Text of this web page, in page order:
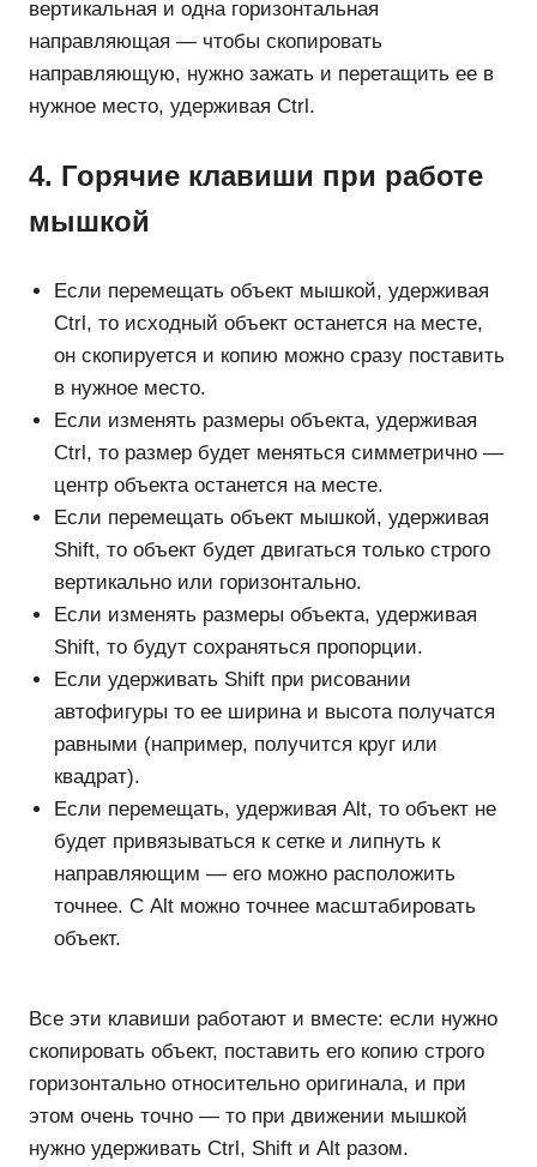
вертикальная и одна горизонтальная
направляющая ― чтобы скопировать
направляющую, нужно зажать и перетащить ее в
нужное место, удерживая Ctrl.
4. Горячие клавиши при работе
мышкой
Если перемещать объект мышкой, удерживая
Ctrl, то исходный объект останется на месте,
он скопируется и копию можно сразу поставить
в нужное место.
Если изменять размеры объекта, удерживая
Ctrl, то размер будет меняться симметрично ―
центр объекта останется на месте.
Если перемещать объект мышкой, удерживая
Shift, то объект будет двигаться только строго
вертикально или горизонтально.
Если изменять размеры объекта, удерживая
Shift, то будут сохраняться пропорции.
Если удерживать Shift при рисовании
автофигуры то ее ширина и высота получатся
равными (например, получится круг или
квадрат).
Если перемещать, удерживая Alt, то объект не
будет привязываться к сетке и липнуть к
направляющим ― его можно расположить
точнее. С Alt можно точнее масштабировать
объект.
Все эти клавиши работают и вместе: если нужно
скопировать объект, поставить его копию строго
горизонтально относительно оригинала, и при
этом очень точно — то при движении мышкой
нужно удерживать Ctrl, Shift и Alt разом.